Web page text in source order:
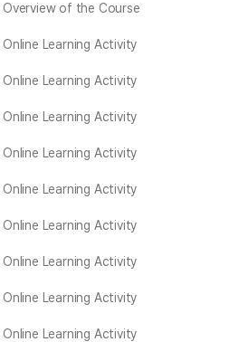
Overview of the Course
Online Learning Activity
Online Learning Activity
Online Learning Activity
Online Learning Activity
Online Learning Activity
Online Learning Activity
Online Learning Activity
Online Learning Activity
Online Learning Activity